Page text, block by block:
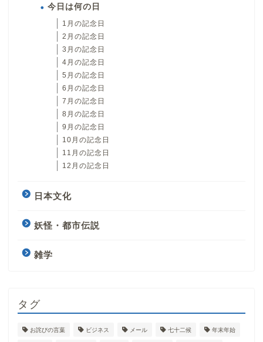
今日は何の日
1月の記念日
2月の記念日
3月の記念日
4月の記念日
5月の記念日
6月の記念日
7月の記念日
8月の記念日
9月の記念日
10月の記念日
11月の記念日
12月の記念日
日本文化
妖怪・都市伝説
雑学
タグ
お詫びの言葉 ビジネス メール 七十二候 年末年始